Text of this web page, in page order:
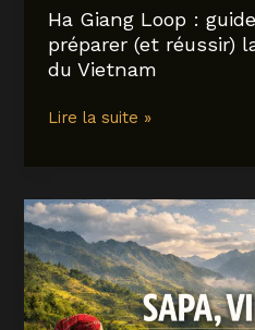
Ha Giang Loop :
préparer (et réussir)
du Vietnam
Ha
guide
complet
pour
préparer
(et
Lire la suite »